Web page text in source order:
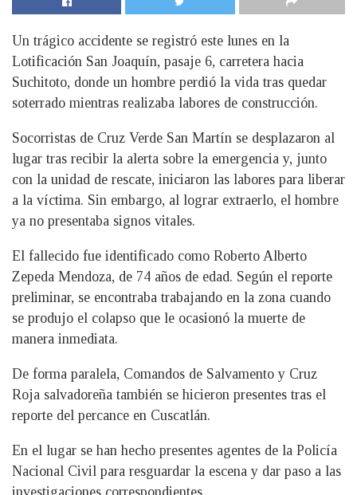
Un trágico accidente se registró este lunes en la
Lotificación San Joaquín, pasaje 6, carretera hacia
Suchitoto, donde un hombre perdió la vida tras quedar
soterrado mientras realizaba labores de construcción.
Socorristas de Cruz Verde San Martín se desplazaron al
lugar tras recibir la alerta sobre la emergencia y, junto
con la unidad de rescate, iniciaron las labores para liberar
a la víctima. Sin embargo, al lograr extraerlo, el hombre
ya no presentaba signos vitales.
El fallecido fue identificado como Roberto Alberto
Zepeda Mendoza, de 74 años de edad. Según el reporte
preliminar, se encontraba trabajando en la zona cuando
se produjo el colapso que le ocasionó la muerte de
manera inmediata.
De forma paralela, Comandos de Salvamento y Cruz
Roja salvadoreña también se hicieron presentes tras el
reporte del percance en Cuscatlán.
En el lugar se han hecho presentes agentes de la Policía
Nacional Civil para resguardar la escena y dar paso a las